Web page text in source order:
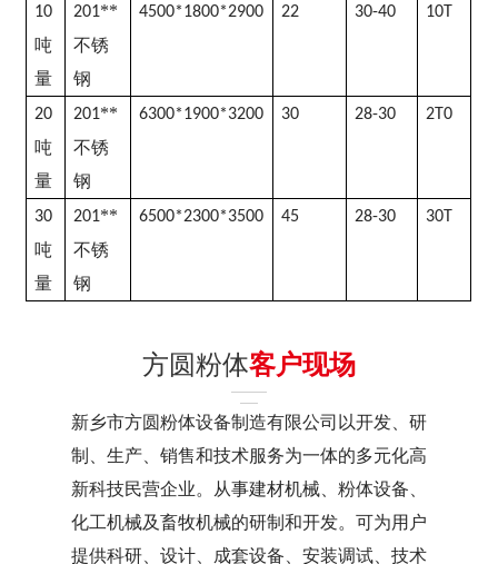
10
吨
量
201**
不锈
钢
4500*1800*2900 22 30-40 10T
20
吨
量
201**
不锈
钢
6300*1900*3200 30 28-30 2T0
30
吨
量
201**
不锈
钢
6500*2300*3500 45 28-30 30T
方圆粉体客户现场
新乡市方圆粉体设备制造有限公司以开发、研
制、生产、销售和技术服务为一体的多元化高
新科技民营企业。从事建材机械、粉体设备、
化工机械及畜牧机械的研制和开发。可为用户
提供科研、设计、成套设备、安装调试、技术